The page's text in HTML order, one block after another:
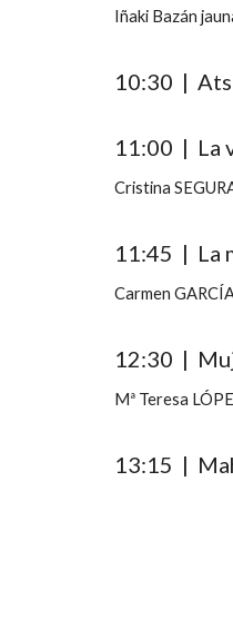
Iñaki Bazán
10:30 |
11:00 | La
Cristina
11:45 | La
Carmen
12:30 |
Mª Teresa
13:15 |